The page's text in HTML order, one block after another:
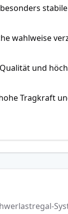
wahlweise
und
Tragkraft